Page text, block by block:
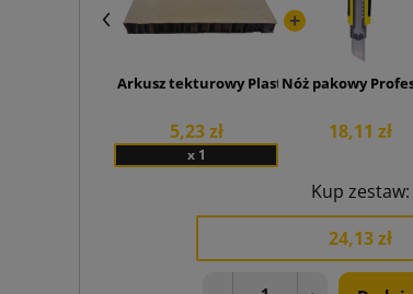
Arkusz tekturowy Plaster Miodu
5,23 zł
x 1
Nóż pakowy
18,11 zł
Kup zestaw:
24,13 zł